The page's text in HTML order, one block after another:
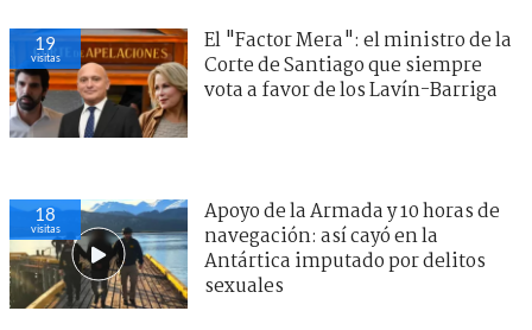
19
visitas
El "Factor Mera": el ministro de la
Corte de Santiago que siempre
vota a favor de los Lavín-Barriga
18
visitas
Apoyo de la Armada y 10 horas de
navegación: así cayó en la
Antártica imputado por delitos
sexuales